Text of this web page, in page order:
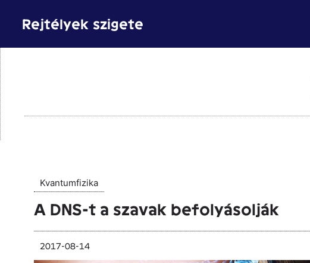
Rejtélyek szigete
Kvantumfizika
A DNS-t a szavak befolyásolják
2017-08-14